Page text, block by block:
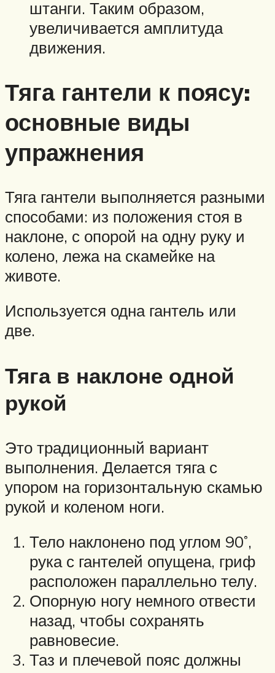
штанги. Таким образом,
увеличивается амплитуда
движения.
Тяга гантели к поясу:
основные виды
упражнения
Тяга гантели выполняется разными
способами: из положения стоя в
наклоне, с опорой на одну руку и
колено, лежа на скамейке на
животе.
Используется одна гантель или
две.
Тяга в наклоне одной
рукой
Это традиционный вариант
выполнения. Делается тяга с
упором на горизонтальную скамью
рукой и коленом ноги.
Тело наклонено под углом 90˚,
рука с гантелей опущена, гриф
расположен параллельно телу.
Опорную ногу немного отвести
назад, чтобы сохранять
равновесие.
Таз и плечевой пояс должны